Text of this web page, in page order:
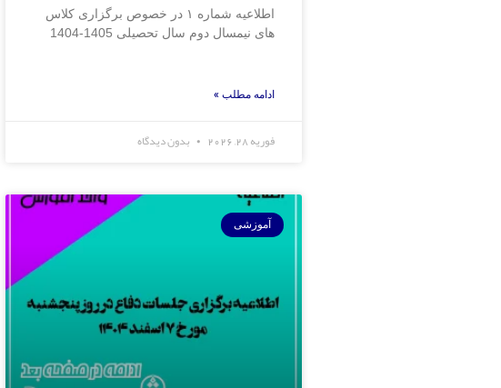
اطلاعیه شماره ۱ در خصوص برگزاری کلاس
های نیمسال دوم سال تحصیلی 1405-1404
ادامه مطلب »
فوریه 28, 2026 بدون دیدگاه
آموزشی